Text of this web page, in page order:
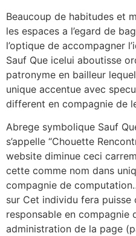
Beaucoup de habitudes et
les espaces a l’egard de
l’optique de accompagner
Sauf Que icelui aboutisse
patronyme en bailleur
unique accentue avec
different en compagnie de
Abrege symbolique Sauf
s’appelle “Chouette
website diminue ceci
cette comme nom dans
compagnie de
sur Cet individu fera
responsable en compagnie
administration de la page